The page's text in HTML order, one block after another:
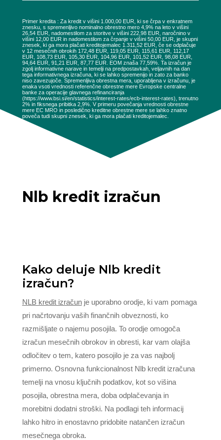
Primer kredita : Za kredit v višini 1.000,00 EUR, ki se črpa v enkratnem
znesku, s spremenljivo nominalno obrestno mero 4,9% na leto v višini
26,54 EUR, nadomestilom za storitve v višini 222,98 EUR, naročnino v
višini 12,00 EUR in nadomestilom za črpanje v višini 50,00 EUR, je skupni
znesek, ki ga mora plačati kreditojemalec 1.311,52 EUR, če se odplačuje
v 12 mesečnih obrokih 172,48 EUR, 119,05 EUR, 115,61 EUR, 112,17
EUR, 108,73 EUR, 105,30 EUR, 104,96 EUR, 101,52 EUR, 98,08 EUR,
94,64 EUR, 91,21 EUR, 87,77 EUR. EOM znaša 77,59%. Ta izračun je
zgolj informativne narave in temelji na predpostavkah, veljavnih na dan
tega informativnega izračuna, ki se lahko spremenijo in zato za banko
niso zavezujoče. Spremenljiva obrestna mera, uporabljena v izračunu, je
enaka vsoti vrednosti referenčne obrestne mere Evropske centralne
banke za operacije glavnega refinanciranja
(https://www.bsi.si/en/statistics/interest-rates/ecb-interest-rates), trenutno
2% in fiksnega pribitka 2,9%. V primeru povečanja vrednosti obrestne
mere EC MRO in posledično kreditne obrestne mere se lahko znatno
poveča tudi skupni znesek, ki ga mora plačati kreditojemalec.
Nlb kredit izračun
Kako deluje Nlb kredit
izračun?
NLB kredit izračunje uporabno orodje, ki vam pomaga
pri načrtovanju vaših finančnih obveznosti, ko
razmišljate o najemu posojila. To orodje omogoča
izračun mesečnih obrokov in obresti, kar vam olajša
odločitev o tem, katero posojilo je za vas najbolj
primerno. Osnovna funkcionalnost Nlb kredit izračuna
temelji na vnosu ključnih podatkov, kot so višina
posojila, obrestna mera, doba odplačevanja in
morebitni dodatni stroški. Na podlagi teh informacij
lahko hitro in enostavno pridobite natančen izračun
mesečnega obroka.